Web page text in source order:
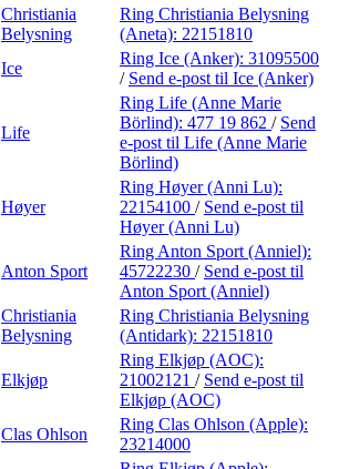
Christiania
Belysning
Ring Christiania Belysning
(Aneta): 22151810
Ice
Ring Ice (Anker): 31095500
/ Send e-post til Ice (Anker)
Life
Ring Life (Anne Marie
Börlind): 477 19 862 / Send
e-post til Life (Anne Marie
Börlind)
Høyer
Ring Høyer (Anni Lu):
22154100 / Send e-post til
Høyer (Anni Lu)
Anton Sport
Ring Anton Sport (Anniel):
45722230 / Send e-post til
Anton Sport (Anniel)
Christiania
Belysning
Ring Christiania Belysning
(Antidark): 22151810
Elkjøp
Ring Elkjøp (AOC):
21002121 / Send e-post til
Elkjøp (AOC)
Clas Ohlson
Ring Clas Ohlson (Apple):
23214000